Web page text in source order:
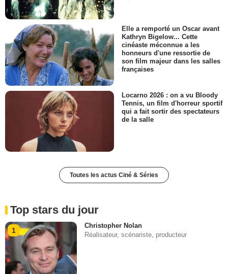
Elle a remporté un Oscar avant
Kathryn Bigelow... Cette
cinéaste méconnue a les
honneurs d'une ressortie de
son film majeur dans les salles
françaises
Locarno 2026 : on a vu Bloody
Tennis, un film d'horreur sportif
qui a fait sortir des spectateurs
de la salle
Toutes les actus Ciné & Séries
Top stars du jour
1
Christopher Nolan
Réalisateur, scénariste, producteur